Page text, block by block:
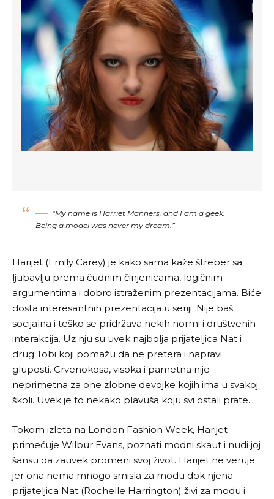
“My name is Harriet Manners, and I am a geek.
Being a model was never my dream.”
Harijet (Emily Carey) je kako sama kaže štreber sa
ljubavlju prema čudnim činjenicama, logičnim
argumentima i dobro istraženim prezentacijama. Biće
dosta interesantnih prezentacija u seriji. Nije baš
socijalna i teško se pridržava nekih normi i društvenih
interakcija. Uz nju su uvek najbolja prijateljica Nat i
drug Tobi koji pomažu da ne pretera i napravi
gluposti. Crvenokosa, visoka i pametna nije
neprimetna za one zlobne devojke kojih ima u svakoj
školi. Uvek je to nekako plavuša koju svi ostali prate.
Tokom izleta na London Fashion Week, Harijet
primećuje Wilbur Evans, poznati modni skaut i nudi joj
šansu da zauvek promeni svoj život. Harijet ne veruje
jer ona nema mnogo smisla za modu dok njena
prijateljica Nat (Rochelle Harrington) živi za modu i